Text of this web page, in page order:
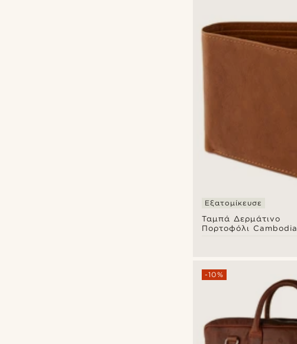
Ταμπά Δερμάτινο
Πορτοφόλι Cambodia
Εξατομίκευσε
-10%